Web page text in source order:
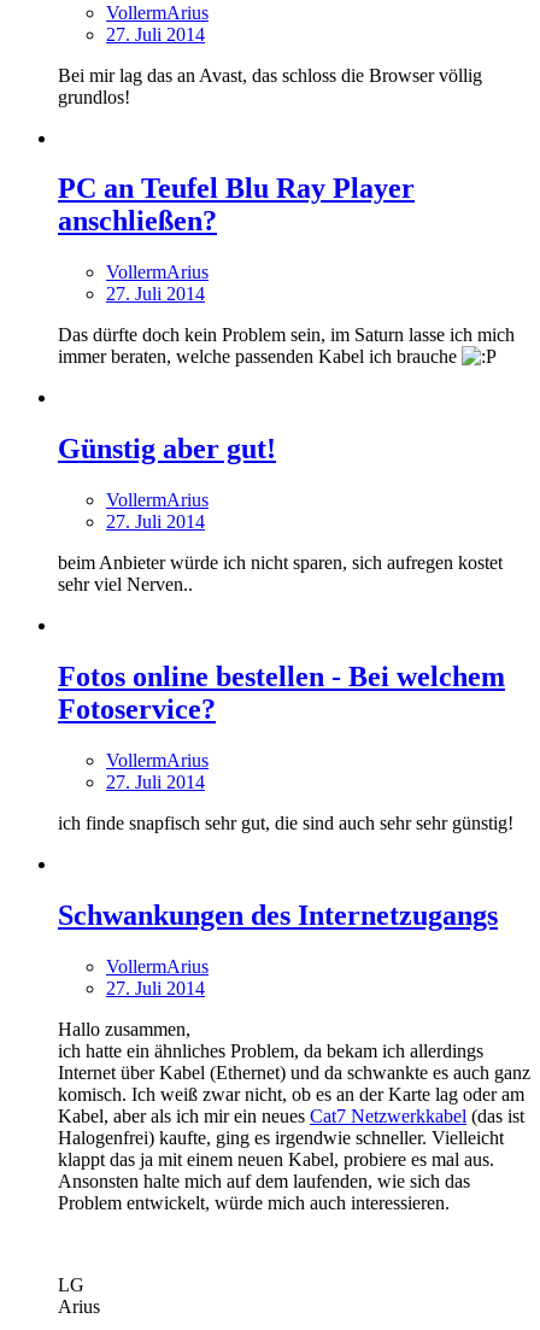
VollermArius
27. Juli 2014
Bei mir lag das an Avast, das schloss die Browser völlig
grundlos!
PC an Teufel Blu Ray Player
anschließen?
VollermArius
27. Juli 2014
Das dürfte doch kein Problem sein, im Saturn lasse ich mich
immer beraten, welche passenden Kabel ich brauche
Günstig aber gut!
VollermArius
27. Juli 2014
beim Anbieter würde ich nicht sparen, sich aufregen kostet
sehr viel Nerven..
Fotos online bestellen - Bei welchem
Fotoservice?
VollermArius
27. Juli 2014
ich finde snapfisch sehr gut, die sind auch sehr sehr günstig!
Schwankungen des Internetzugangs
VollermArius
27. Juli 2014
Hallo zusammen,
ich hatte ein ähnliches Problem, da bekam ich allerdings
Internet über Kabel (Ethernet) und da schwankte es auch ganz
komisch. Ich weiß zwar nicht, ob es an der Karte lag oder am
Kabel, aber als ich mir ein neues Cat7 Netzwerkkabel (das ist
Halogenfrei) kaufte, ging es irgendwie schneller. Vielleicht
klappt das ja mit einem neuen Kabel, probiere es mal aus.
Ansonsten halte mich auf dem laufenden, wie sich das
Problem entwickelt, würde mich auch interessieren.
LG
Arius